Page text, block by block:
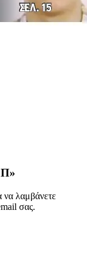
να λαμβάνετε
σας.